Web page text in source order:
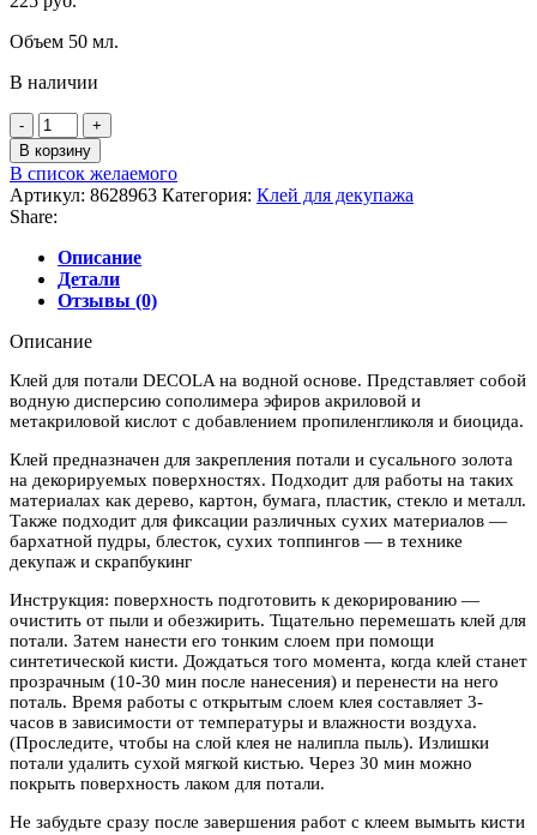
Объем 50 мл.
В наличии
Количество
товара
Клей
для
потали
DECOLA,
50мл
В корзину
В список желаемого
Артикул: 8628963 Категория: Клей для декупажа
Share:
Описание
Детали
Отзывы (0)
Описание
Клей для потали DECOLA на водной основе. Представляет собой
водную дисперсию сополимера эфиров акриловой и
метакриловой кислот с добавлением пропиленгликоля и биоцида.
Клей предназначен для закрепления потали и сусального золота
на декорируемых поверхностях. Подходит для работы на таких
материалах как дерево, картон, бумага, пластик, стекло и металл.
Также подходит для фиксации различных сухих материалов —
бархатной пудры, блесток, сухих топпингов — в технике
декупаж и скрапбукинг
Инструкция: поверхность подготовить к декорированию —
очистить от пыли и обезжирить. Тщательно перемешать клей для
потали. Затем нанести его тонким слоем при помощи
синтетической кисти. Дождаться того момента, когда клей станет
прозрачным (10-30 мин после нанесения) и перенести на него
поталь. Время работы с открытым слоем клея составляет 3-
часов в зависимости от температуры и влажности воздуха.
(Проследите, чтобы на слой клея не налипла пыль). Излишки
потали удалить сухой мягкой кистью. Через 30 мин можно
покрыть поверхность лаком для потали.
Не забудьте сразу после завершения работ с клеем вымыть кисти